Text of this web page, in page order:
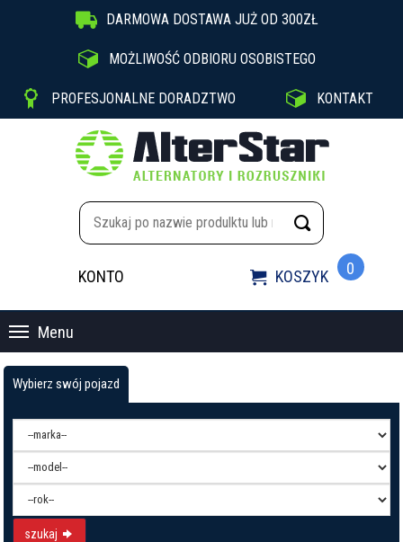
 DARMOWA DOSTAWA JUŻ OD 300ZŁ
 MOŻLIWOŚĆ ODBIORU OSOBISTEGO
 PROFESJONALNE DORADZTWO  KONTAKT
KONTO  KOSZYK 0
Menu
Wybierz swój pojazd
szukaj